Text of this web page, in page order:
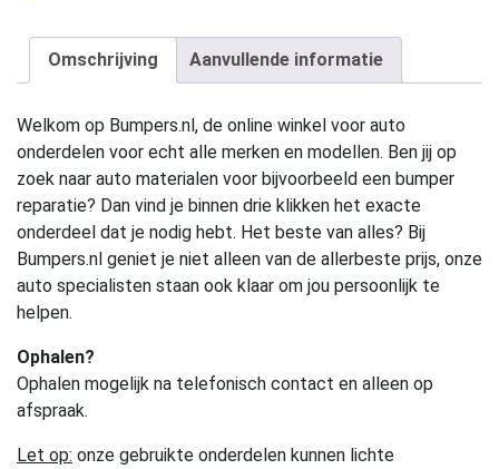
Omschrijving Aanvullende informatie
Welkom op Bumpers.nl, de online winkel voor auto
onderdelen voor echt alle merken en modellen. Ben jij op
zoek naar auto materialen voor bijvoorbeeld een bumper
reparatie? Dan vind je binnen drie klikken het exacte
onderdeel dat je nodig hebt. Het beste van alles? Bij
Bumpers.nl geniet je niet alleen van de allerbeste prijs, onze
auto specialisten staan ook klaar om jou persoonlijk te
helpen.
Ophalen?
Ophalen mogelijk na telefonisch contact en alleen op
afspraak.
Let op: onze gebruikte onderdelen kunnen lichte